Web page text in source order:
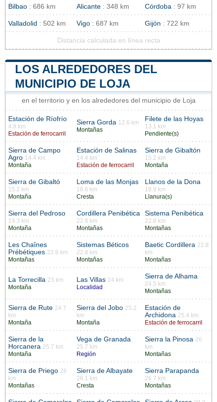
Bilbao : 686 km Alicante : 348 km Córdoba : 97 km
Valladolid : 502 km Vigo : 687 km Gijón : 722 km
Distancia calculada en línea recta
LOS ALREDEDORES DEL
MUNICIPIO DE LOJA
en el territorio y en los alrededores del municipio de Loja
Estación de Ríofrío
4.8 km
Estación de ferrocarril
Sierra Gorda 12.6 km
Montañas
Filete de las Hoyas
13.1 km
Pendiente(s)
Sierra de Campo
Agro 14.4 km
Montaña
Estación de Salinas
14.4 km
Estación de ferrocarril
Sierra de Gibaltón
15.2 km
Montaña
Sierra de Gibaltó
15.2 km
Montaña
Loma de las Monjas
18.6 km
Cresta
Llanos de la Dona
18.9 km
Llanura(s)
Sierra del Pedroso
19.3 km
Montaña
Cordillera Penibética
22.8 km
Montañas
Sistema Penibética
22.8 km
Montañas
Les Chaînes
Prébétiques 22.8 km
Montañas
Sistemas Béticos
22.8 km
Montañas
Baetic Cordillera 22.8
km
Montañas
La Torrecilla 23 km
Montaña
Las Villas 24 km
Localidad
Sierra de Alhama
24.5 km
Montañas
Sierra de Rute 24.7
km
Montaña
Sierra del Jobo 25.2
km
Montaña
Estación de
Archidona 25.4 km
Estación de ferrocarril
Sierra de la
Horcanera 25.7 km
Montaña
Vega de Granada
25.7 km
Región
Sierra la Pinosa 26
km
Montañas
Sierra de Priego 26
km
Montañas
Sierra de Albayate
26.1 km
Cresta
Sierra Parapanda
26.7 km
Montañas